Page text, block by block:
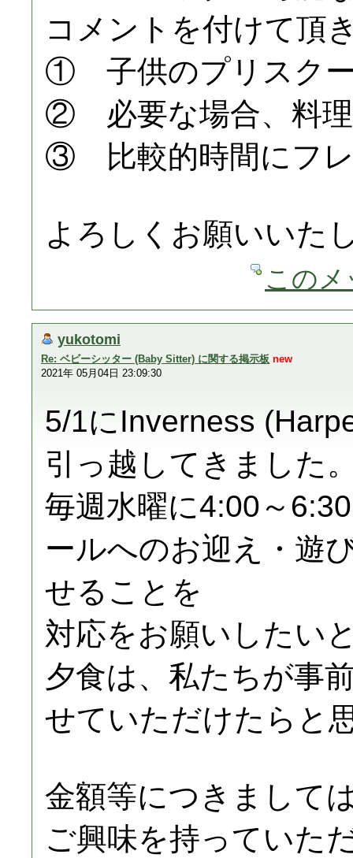
コメントを付けて頂
① 子供のプリスク
② 必要な場合、料理
③ 比較的時間にフレ
よろしくお願いいた
この
yukotomi
Re: ベビーシッター (Baby Sitter) に関する掲示板 new
2021年 05月04日 23:09:30
5/1にInverness
引っ越してきました
毎週水曜に4:00～
ールへのお迎え・遊
せることを
対応をお願いしたい
夕食は、私たちが事
せていただけたらと
金額等につきまして
ご興味を持っていた